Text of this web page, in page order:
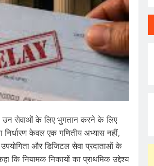
उन सेवाओं के लिए भुगतान करने के लिए
केवल एक गणितीय अभ्यास नहीं,
उपयोगिता और डिजिटल सेवा प्रदाताओं के
नियामक निकायों का प्राथमिक उद्देश्य